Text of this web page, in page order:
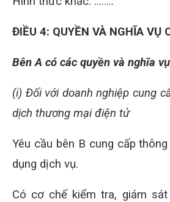
ĐIỀU 4: QUYỀN VÀ NGHĨA VỤ
Bên A có các quyền và nghĩa
(i) Đối với doanh nghiệp cung
dịch thương mại điện tử
Yêu cầu bên B cung cấp
dụng dịch vụ.
Có cơ chế kiểm tra, giám